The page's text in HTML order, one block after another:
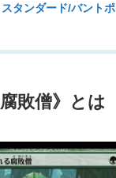
タンダード/バント
敗僧》とは